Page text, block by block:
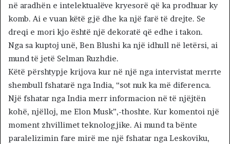
në aradhën e intelektualëve kryesorë që ka prodhuar ky
komb. Ai e vuan këtë gjë dhe ka një farë të drejte. Se
dreqi e mori kjo është një dekoratë që edhe i takon.
Nga sa kuptoj unë, Ben Blushi ka një idhull në letërsi, ai
mund të jetë Selman Ruzhdie.
Këtë përshtypje krijova kur në një nga intervistat merrte
shembull fshatarë nga India, “sot nuk ka më diferenca.
Një fshatar nga India merr informacion në të njëjtën
kohë, njëlloj, me Elon Musk”,-thoshte. Kur komentoi një
moment zhvillimet teknologjike. Ai mund ta bënte
paralelizimin fare mirë me një fshatar nga Leskoviku,